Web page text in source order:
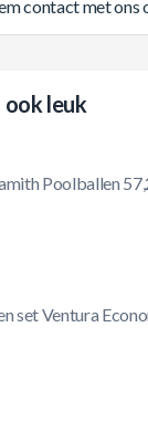
contact met ons
ook leuk
Poolballen
set Ventura